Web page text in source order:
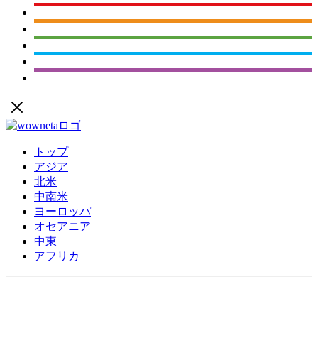
トップ
アジア
北米
中南米
ヨーロッパ
オセアニア
中東
アフリカ